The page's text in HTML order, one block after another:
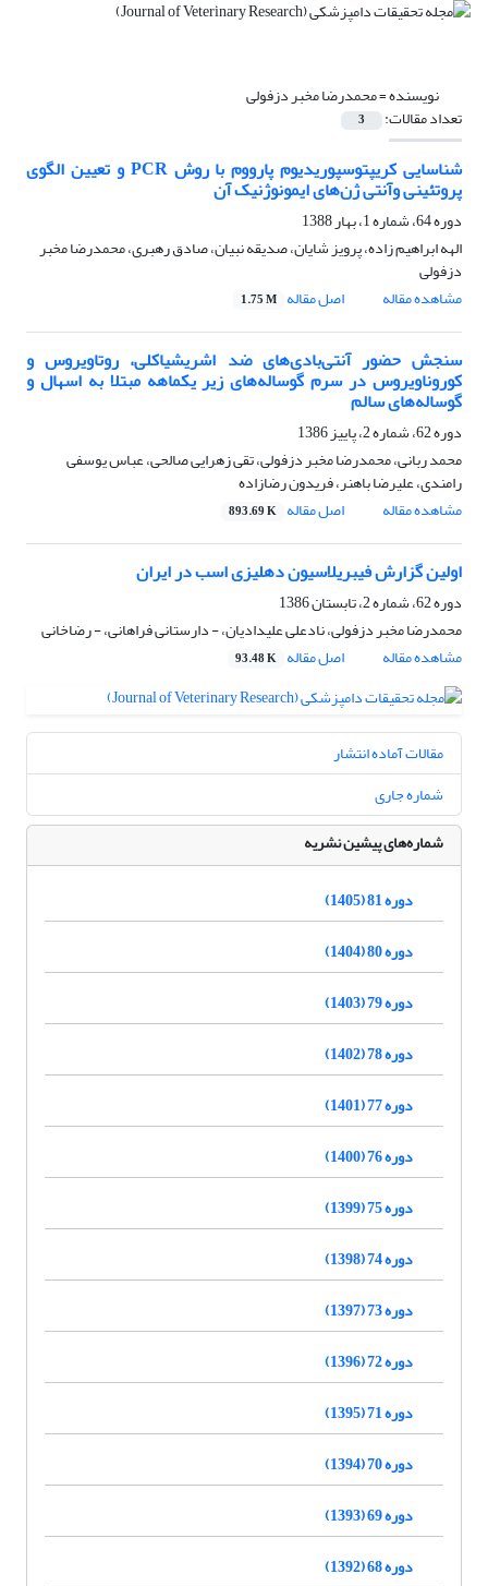
نویسنده =محمدرضا مخبر دزفولی
تعداد مقالات: 3
شناسایی کریپتوسپوریدیوم پارووم‌ ‌با روش PCR و تعیین الگوی
پروتئینی وآنتی ژن‌های ایمونوژنیک آن
دوره 64، شماره 1، بهار 1388
الهه ابراهیم زاده، پرویز شایان، صدیقه نبیان، صادق رهبری، محمدرضا مخبر
دزفولی
مشاهده مقاله
اصل مقاله 1.75 M
سنجش حضور آنتی‌بادی‌های ضد اشریشیاکلی، روتاویروس و
کوروناویروس در سرم گوساله‌های زیر یکماهه مبتلا به اسهال و
گوساله‌های سالم
دوره 62، شماره 2، پاییز 1386
محمد ربانی، محمدرضا مخبر دزفولی، تقی زهرایی صالحی، عباس یوسفی
رامندی، علیرضا باهنر، فریدون رضازاده
مشاهده مقاله
اصل مقاله 893.69 K
اولین گزارش فیبریلاسیون دهلیزی اسب در ایران
دوره 62، شماره 2، تابستان 1386
محمدرضا مخبر دزفولی، نادعلی علیدادیان، - دارستانی فراهانی، - رضاخانی
مشاهده مقاله
اصل مقاله 93.48 K
مقالات آماده انتشار
شماره جاری
شماره‌های پیشین نشریه
دوره 81 (1405)
دوره 80 (1404)
دوره 79 (1403)
دوره 78 (1402)
دوره 77 (1401)
دوره 76 (1400)
دوره 75 (1399)
دوره 74 (1398)
دوره 73 (1397)
دوره 72 (1396)
دوره 71 (1395)
دوره 70 (1394)
دوره 69 (1393)
دوره 68 (1392)